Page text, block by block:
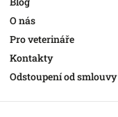
O nás
Pro veterináře
Kontakty
Odstoupení od smlouvy